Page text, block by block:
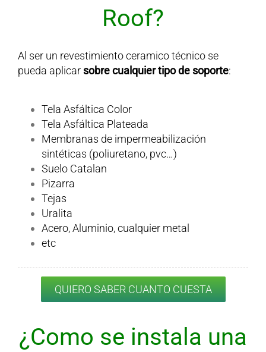
Roof?
Al ser un revestimiento ceramico técnico se
pueda aplicarsobre cualquier tipo de soporte:
Tela Asfáltica Color
Tela Asfáltica Plateada
Membranas de impermeabilización
sintéticas (poliuretano, pvc…)
Suelo Catalan
Pizarra
Tejas
Uralita
Acero, Aluminio, cualquier metal
etc
QUIERO SABER CUANTO CUESTA
¿Como se instala una